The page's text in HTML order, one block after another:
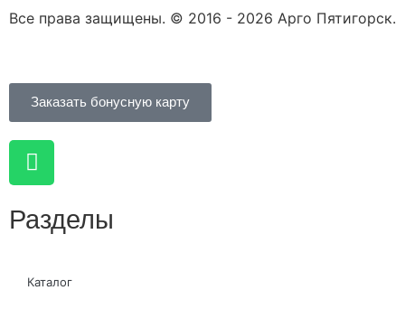
Все права защищены. © 2016 - 2026 Арго Пятигорск.
Заказать бонусную карту
Разделы
Каталог